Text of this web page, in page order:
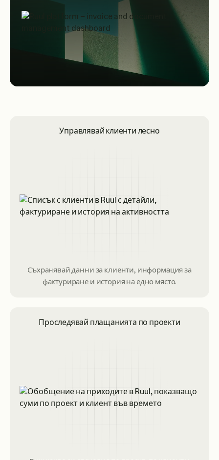
Управлявай клиенти лесно
Съхранявай данни за клиенти, информация за
фактуриране и история на едно място.
Проследявай плащанията по проекти